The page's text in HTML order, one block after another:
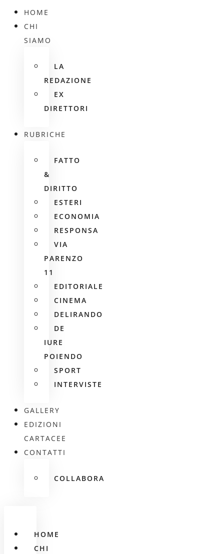
HOME
CHI
SIAMO
LA
REDAZIONE
EX
DIRETTORI
RUBRICHE
FATTO
&
DIRITTO
ESTERI
ECONOMIA
RESPONSA
VIA
PARENZO
11
EDITORIALE
CINEMA
DELIRANDO
DE
IURE
POIENDO
SPORT
INTERVISTE
GALLERY
EDIZIONI
CARTACEE
CONTATTI
COLLABORA
HOME
CHI